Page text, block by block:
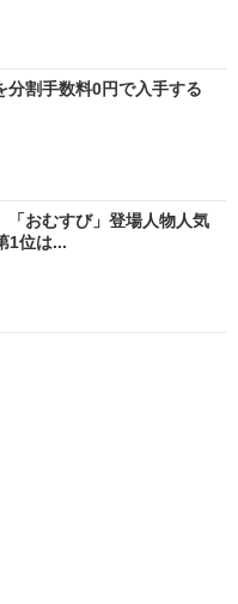
割手数料0円で入手する
「おむすび」登場人物人気
1位は...